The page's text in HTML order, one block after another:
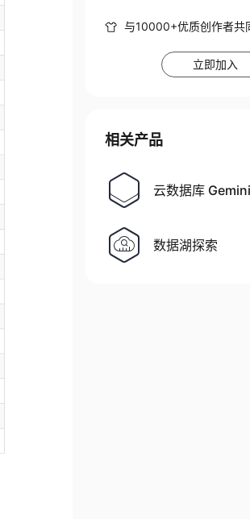
与10000+优质创作者共
立即加入
相关产品
云数据库
数据湖探索